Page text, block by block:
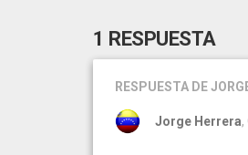
1 RESPUESTA
RESPUESTA DE
Jorge Herrera